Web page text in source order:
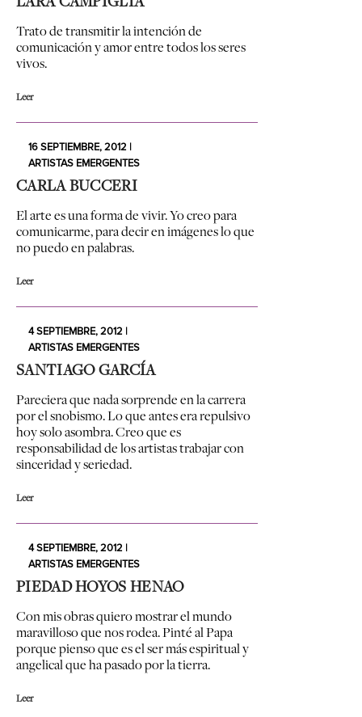
Trato de transmitir la intención de
comunicación y amor entre todos los seres
vivos.
Leer
16 SEPTIEMBRE, 2012 |
ARTISTAS EMERGENTES
CARLA BUCCERI
El arte es una forma de vivir. Yo creo para
comunicarme, para decir en imágenes lo que
no puedo en palabras.
Leer
4 SEPTIEMBRE, 2012 |
ARTISTAS EMERGENTES
SANTIAGO GARCÍA
Pareciera que nada sorprende en la carrera
por el snobismo. Lo que antes era repulsivo
hoy solo asombra. Creo que es
responsabilidad de los artistas trabajar con
sinceridad y seriedad.
Leer
4 SEPTIEMBRE, 2012 |
ARTISTAS EMERGENTES
PIEDAD HOYOS HENAO
Con mis obras quiero mostrar el mundo
maravilloso que nos rodea. Pinté al Papa
porque pienso que es el ser más espiritual y
angelical que ha pasado por la tierra.
Leer